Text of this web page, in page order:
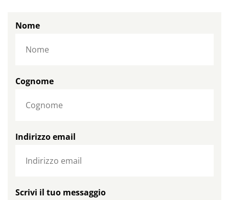
Nome
Cognome
Indirizzo email
Scrivi il tuo messaggio